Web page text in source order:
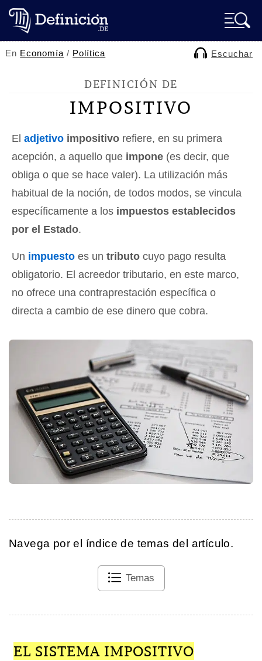
En Economía / Política Escuchar
DEFINICIÓN DE
IMPOSITIVO
El adjetivo impositivo refiere, en su primera
acepción, a aquello que impone (es decir, que
obliga o que se hace valer). La utilización más
habitual de la noción, de todos modos, se vincula
específicamente a los impuestos establecidos
por el Estado.
Un impuesto es un tributo cuyo pago resulta
obligatorio. El acreedor tributario, en este marco,
no ofrece una contraprestación específica o
directa a cambio de ese dinero que cobra.
Navega por el índice de temas del artículo.
Temas
EL SISTEMA IMPOSITIVO